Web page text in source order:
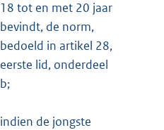
18 tot en met 20 jaar
bevindt, de norm,
bedoeld in artikel 28,
eerste lid, onderdeel
b;
indien de jongste